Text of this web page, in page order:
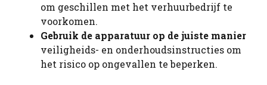
om geschillen met het verhuurbedrijf te
voorkomen.
Gebruik de apparatuur op de juiste manier
veiligheids- en onderhoudsinstructies om
het risico op ongevallen te beperken.